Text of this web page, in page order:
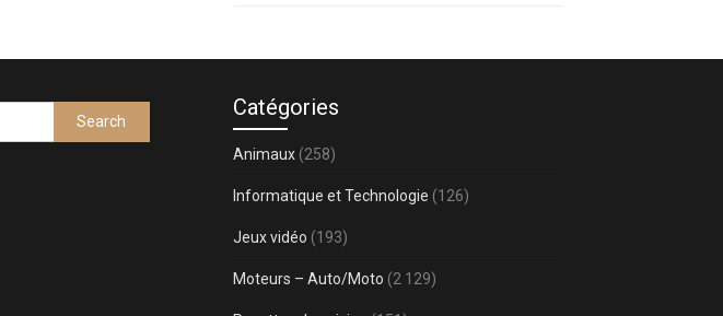
Catégories
Animaux (258)
Informatique et Technologie (126)
Jeux vidéo (193)
Moteurs – Auto/Moto (2 129)